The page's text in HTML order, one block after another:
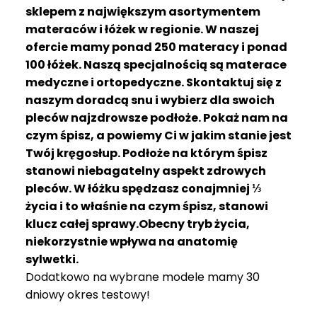
sklepem z największym asortymentem
materaców i łóżek w regionie. W naszej
ofercie mamy ponad 250 materacy i ponad
100 łóżek. Naszą specjalnością są materace
medyczne i ortopedyczne. Skontaktuj się z
naszym doradcą snu i wybierz dla swoich
pleców najzdrowsze podłoże. Pokaż nam na
czym śpisz, a powiemy Ci w jakim stanie jest
Twój kręgosłup. Podłoże na którym śpisz
stanowi niebagatelny aspekt zdrowych
pleców. W łóżku spędzasz conajmniej ⅓
życia i to właśnie na czym śpisz, stanowi
klucz całej sprawy.Obecny tryb życia,
niekorzystnie wpływa na anatomię
sylwetki.
Dodatkowo na wybrane modele mamy 30
dniowy okres testowy!